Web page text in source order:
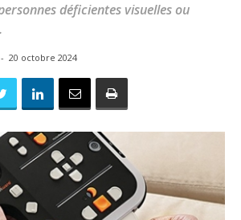
déficientes visuelles ou
- 20 octobre 2024